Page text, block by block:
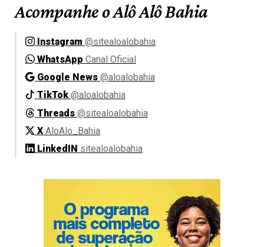
Acompanhe o Alô Alô Bahia
Instagram @sitealoalobahia
WhatsApp Canal Oficial
Google News @aloalobahia
TikTok @aloalobahia
Threads @sitealoalobahia
X AloAlo_Bahia
LinkedIN sitealoalobahia